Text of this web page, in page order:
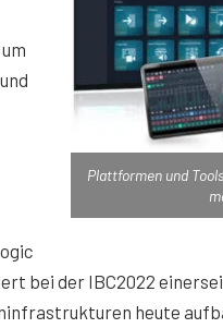
Plattformen und
bei der IBC2022
heute